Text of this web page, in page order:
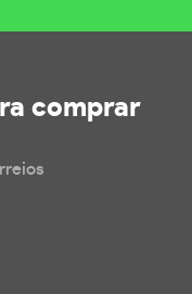
comprar